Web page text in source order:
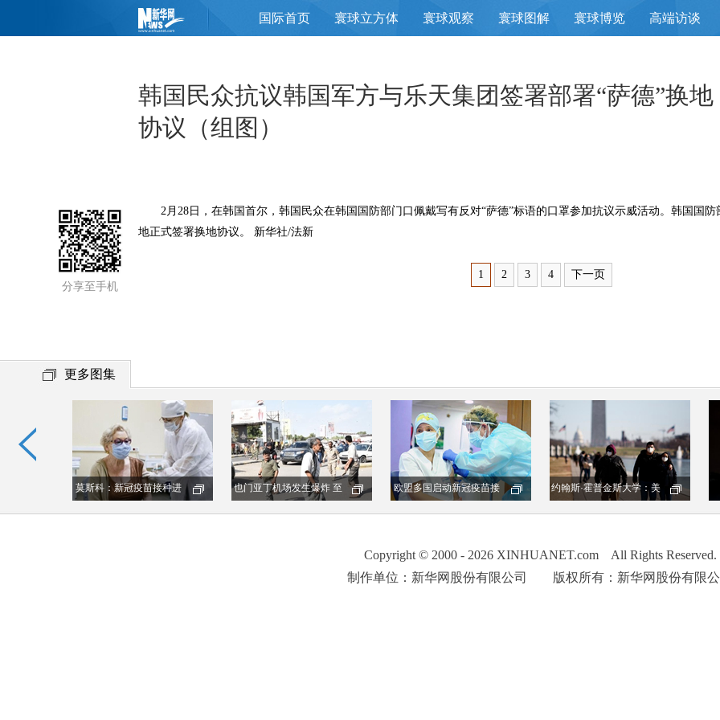
国际首页 寰球立方体 寰球观察 寰球图解 寰球博览 高端访谈
分享至手机
韩国民众抗议韩国军方与乐天集团签署部署“萨德”换地
协议（组图）
2月28日，在韩国首尔，韩国民众在韩国国防部门口佩戴写有反对“萨德”标语的口罩参加抗议示威活动。韩国国防
地正式签署换地协议。 新华社/法新
1 2 3 4 下一页
Copyright © 2000 - 2026 XINHUANET.com All Rights Reserved.
制作单位：新华网股份有限公司 版权所有：新华网股份有限